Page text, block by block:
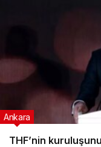
THF’nin
Ankara